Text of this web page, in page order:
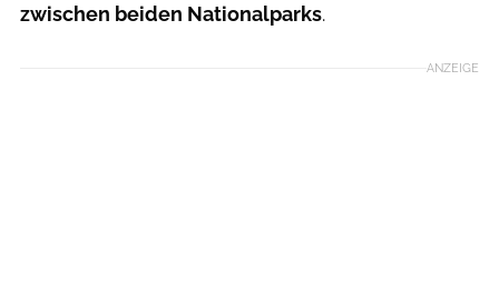
zwischen beiden Nationalparks.
ANZEIGE